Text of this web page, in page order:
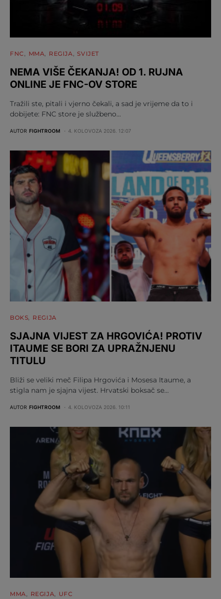
FNC MMA REGIJA SVIJET
NEMA VIŠE ČEKANJA! OD 1. RUJNA
ONLINE JE FNC-OV STORE
Tražili ste, pitali i vjerno čekali, a sad je vrijeme da to i
dobijete: FNC store je službeno…
AUTOR FIGHTROOM 4. KOLOVOZA 2026. 12:07
BOKS REGIJA
SJAJNA VIJEST ZA HRGOVIĆA! PROTIV
ITAUME SE BORI ZA UPRAŽNJENU
TITULU
Bliži se veliki meč Filipa Hrgovića i Mosesa Itaume, a
stigla nam je sjajna vijest. Hrvatski boksač se…
AUTOR FIGHTROOM 4. KOLOVOZA 2026. 10:11
MMA REGIJA UFC